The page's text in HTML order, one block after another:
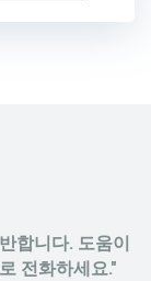
합니다. 도움이
전화하세요."